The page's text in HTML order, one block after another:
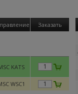
Заказать
KATS
WSC1